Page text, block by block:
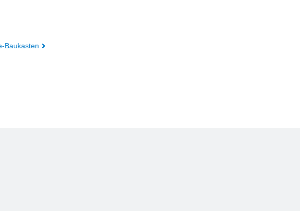
Baukasten